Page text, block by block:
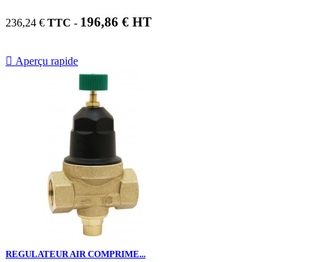
236,24 € TTC - 196,86 € HT
 Aperçu rapide
REGULATEUR AIR COMPRIME...